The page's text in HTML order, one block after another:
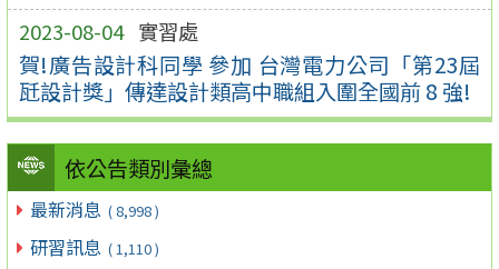
2023-08-04 實習處
賀!廣告設計科同學 參加 台灣電力公司「第23屆
瓩設計獎」傳達設計類高中職組入圍全國前 8 強!
依公告類別彙總
最新消息 ( 8,998 )
研習訊息 ( 1,110 )